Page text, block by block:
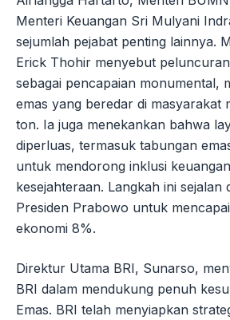
Menteri Keuangan Sri Mulyani
sejumlah pejabat penting lainnya.
Erick Thohir menyebut
sebagai pencapaian monumental,
emas yang beredar di masyarakat
ton. Ia juga menekankan bahwa
diperluas, termasuk tabungan
untuk mendorong inklusi
kesejahteraan. Langkah ini sejalan
Presiden Prabowo untuk
ekonomi 8%.
Direktur Utama BRI, Sunarso,
BRI dalam mendukung penuh
Emas. BRI telah menyiapkan